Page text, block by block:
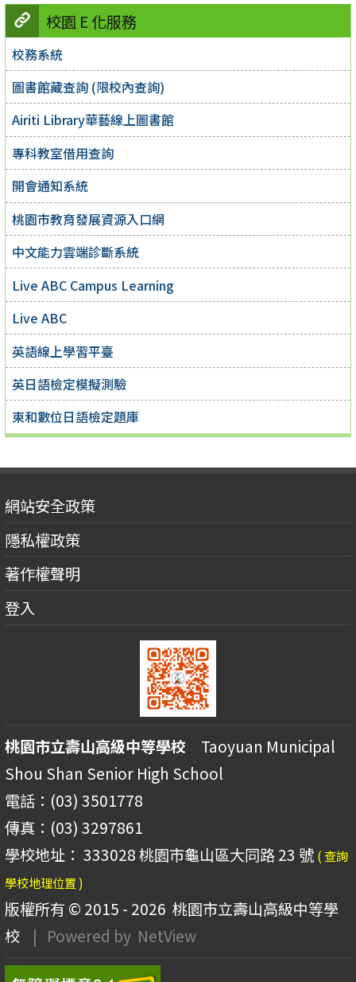
校園 E 化服務
校務系統
圖書館藏查詢 (限校內查詢)
Airiti Library華藝線上圖書館
專科教室借用查詢
開會通知系統
桃園市教育發展資源入口網
中文能力雲端診斷系統
Live ABC Campus Learning
Live ABC
英語線上學習平臺
英日語檢定模擬測驗
東和數位日語檢定題庫
網站安全政策
隱私權政策
著作權聲明
登入
桃園市立壽山高級中等學校 Taoyuan Municipal
Shou Shan Senior High School
電話：(03) 3501778
傳真：(03) 3297861
學校地址： 333028 桃園市龜山區大同路 23 號 ( 查詢
學校地理位置 )
版權所有 © 2015 - 2026 桃園市立壽山高級中等學
校
| Powered by NetView